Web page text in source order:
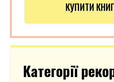
КУПИТИ
Категорії